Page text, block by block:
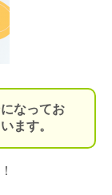
なってお
ます。